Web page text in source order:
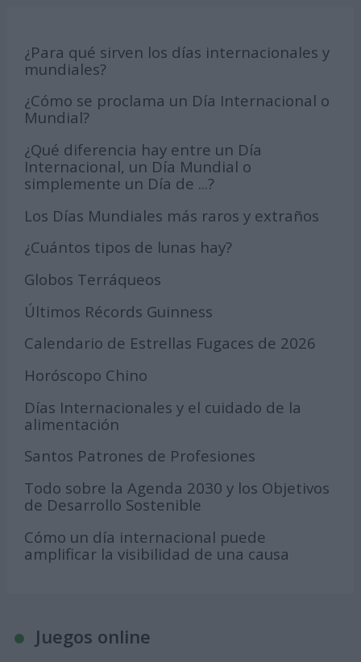
¿Para qué sirven los días internacionales y
mundiales?
¿Cómo se proclama un Día Internacional o
Mundial?
¿Qué diferencia hay entre un Día
Internacional, un Día Mundial o
simplemente un Día de ...?
Los Días Mundiales más raros y extraños
¿Cuántos tipos de lunas hay?
Globos Terráqueos
Últimos Récords Guinness
Calendario de Estrellas Fugaces de 2026
Horóscopo Chino
Días Internacionales y el cuidado de la
alimentación
Santos Patrones de Profesiones
Todo sobre la Agenda 2030 y los Objetivos
de Desarrollo Sostenible
Cómo un día internacional puede
amplificar la visibilidad de una causa
Juegos online